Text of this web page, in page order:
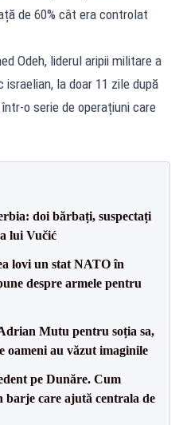
de 60% cât era controlat
Odeh, liderul aripii militare a
la doar 11 zile după
o serie de operațiuni care
doi bărbați, suspectați
lui Vučić
lovi un stat NATO în
despre armele pentru
Mutu pentru soția sa,
oameni au văzut imaginile
pe Dunăre. Cum
barje care ajută centrala de